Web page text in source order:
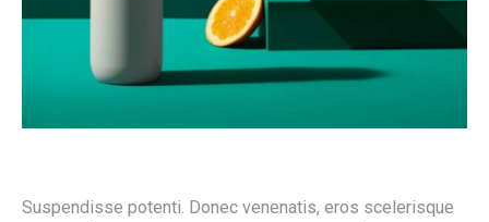
Suspendisse potenti. Donec venenatis, eros scelerisque